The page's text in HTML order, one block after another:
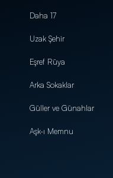
Daha 17
Uzak Şehir
Eşref Rüya
Arka Sokaklar
Güller ve Günahlar
Aşk-ı Memnu